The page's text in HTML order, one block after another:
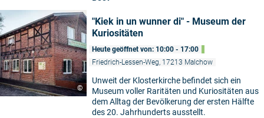
©
"Kiek in un wunner di" - Museum der
Kuriositäten
Heute geöffnet von: 10:00 - 17:00
Friedrich-Lessen-Weg, 17213 Malchow
Unweit der Klosterkirche befindet sich ein
Museum voller Raritäten und Kuriositäten aus
dem Alltag der Bevölkerung der ersten Hälfte
des 20. Jahrhunderts ausstellt.